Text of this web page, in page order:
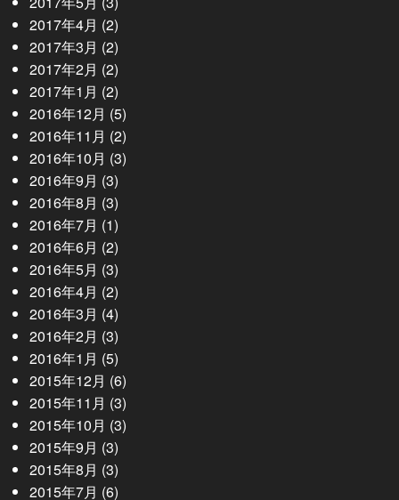
2017年4月 (2)
2017年3月 (2)
2017年2月 (2)
2017年1月 (2)
2016年12月 (5)
2016年11月 (2)
2016年10月 (3)
2016年9月 (3)
2016年8月 (3)
2016年7月 (1)
2016年6月 (2)
2016年5月 (3)
2016年4月 (2)
2016年3月 (4)
2016年2月 (3)
2016年1月 (5)
2015年12月 (6)
2015年11月 (3)
2015年10月 (3)
2015年9月 (3)
2015年8月 (3)
2015年7月 (6)